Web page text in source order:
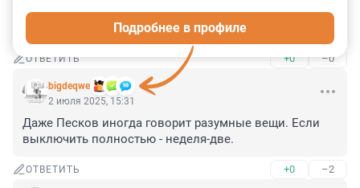
Ага,так всегда делают "благородные" ковбои- оружие
и золото- на стол. А теперь беги. Я сказал- беги!
ОТВЕТИТЬ +0 –0
bigdeqwe
Подробнее в профиле
2 июля 2025, 15:31
Даже Песков иногда говорит разумные вещи. Если
выключить полностью - неделя-две.
ОТВЕТИТЬ +0 –2